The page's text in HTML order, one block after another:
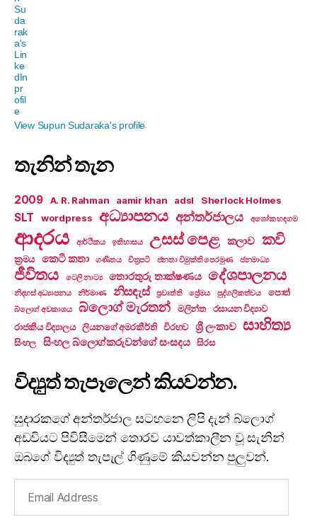
View Supun Sudaraka's profile
තැනින් තැන
2009 A. R. Rahman aamir khan adsl Sherlock Holmes
SLT wordpress අධ්‍යාපනය අන්තර්ජාලය අශෝක හඳගම
ආදරය ආර්ථිකය ඉතිහාසය උසස් පෙළ කලාව කවි
ක්‍රමය කෙටි කතා ගණිතය චිත්‍රපටි ජනතා විමුක්ති පෙරමුණ ජනමාධ්‍ය
ජීවිතය ටෙලි නාට්‍ය තොරතුරු තාක්ෂණය දේශපාලනය
නිදහස් අධ්‍යාපනය නිර්මාණ නිසඳැස් ප්‍රවෘත්ති ප්‍රේමය පුද්ගලිකත්වය පොත්
බ්ලොග් අවකාශය බ්ලොග් මැරතන් මලින්ත
රසායන විද්‍යාව
රාජකීය විද්‍යාලය
ලියනගේ අමරකීර්ති විරහව ශ්‍රී ලංකාව සාහිත්‍ය
සිංහල සිංහල බ්ලොග්කරුවන්ගේ සංසදය සිරස
විද්‍යුත් තැපෑලෙන් කියවන්න.
සුදාරකගේ අන්තර්ජාල සටහනෙ ලිපි දැන් බ්ලොග්
අඩවියට පිවිසීමෙන් තොරව යාවත්කාලීන වූ සැනින්
ඔබගේ විද්‍යුත් තැපැල් ගිණුමේ කියවන්න පුලුවන්.
Address